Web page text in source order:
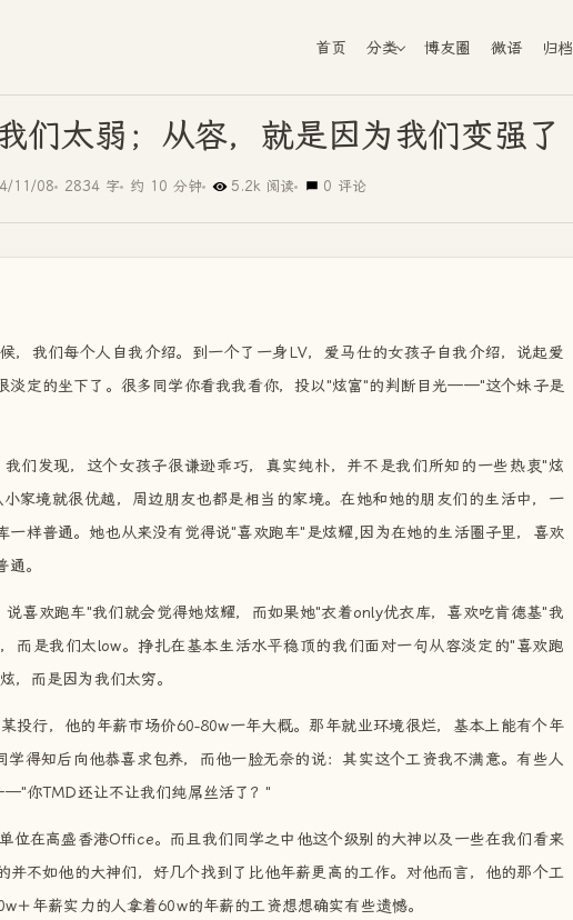
首页 分类 博友圈 微语 归档
们太弱；从容，就是因为我们变强了
11/08 2834 字 约 10 分钟 5.2k 阅读 0 评论
，我们每个人自我介绍。到一个了一身LV，爱马仕的女孩子自我介绍，说起爱
淡定的坐下了。很多同学你看我我看你，投以"炫富"的判断目光——"这个妹子是
们发现，这个女孩子很谦逊乖巧，真实纯朴，并不是我们所知的一些热衷"炫
家境就很优越，周边朋友也都是相当的家境。在她和她的朋友们的生活中，一
一样普通。她也从来没有觉得说"喜欢跑车"是炫耀,因为在她的生活圈子里，喜欢
。
说喜欢跑车"我们就会觉得她炫耀，而如果她"衣着only优衣库，喜欢吃肯德基"我
而是我们太low。挣扎在基本生活水平稳顶的我们面对一句从容淡定的"喜欢跑
，而是因为我们太穷。
投行，他的年薪市场价60-80w一年大概。那年就业环境很烂，基本上能有个年
学得知后向他恭喜求包养，而他一脸无奈的说：其实这个工资我不满意。有些人
你TMD还让不让我们纯屌丝活了？"
位在高盛香港Office。而且我们同学之中他这个级别的大神以及一些在我们看来
并不如他的大神们，好几个找到了比他年薪更高的工作。对他而言，他的那个工
＋年薪实力的人拿着60w的年薪的工资想想确实有些遗憾。